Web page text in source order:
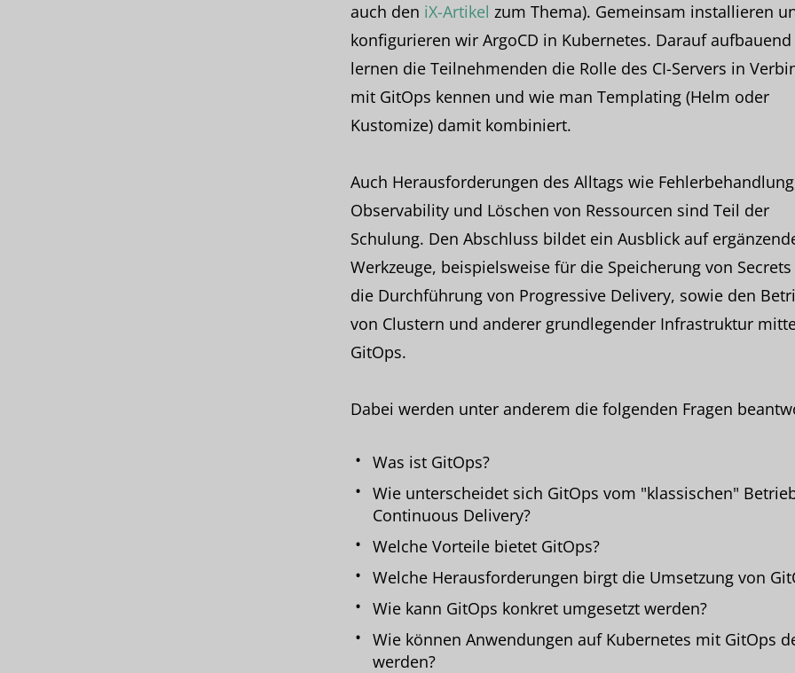
auch den iX-Artikel zum Thema). Gemeinsam installieren
konfigurieren wir ArgoCD in Kubernetes. Darauf aufbauend
lernen die Teilnehmenden die Rolle des CI-Servers in
mit GitOps kennen und wie man Templating (Helm oder
Kustomize) damit kombiniert.
Auch Herausforderungen des Alltags wie
Observability und Löschen von Ressourcen sind Teil der
Schulung. Den Abschluss bildet ein Ausblick auf
Werkzeuge, beispielsweise für die Speicherung von
die Durchführung von Progressive Delivery, sowie den
von Clustern und anderer grundlegender Infrastruktur
GitOps.
Dabei werden unter anderem die folgenden Fragen
Was ist GitOps?
Wie unterscheidet sich GitOps vom "klassischen"
Continuous Delivery?
Welche Vorteile bietet GitOps?
Welche Herausforderungen birgt die Umsetzung von
Wie kann GitOps konkret umgesetzt werden?
Wie können Anwendungen auf Kubernetes mit GitOps
werden?